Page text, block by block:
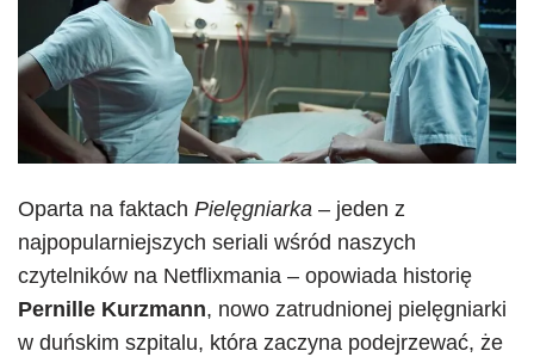
Oparta na faktach Pielęgniarka – jeden z
najpopularniejszych seriali wśród naszych
czytelników na Netflixmania – opowiada historię
Pernille Kurzmann, nowo zatrudnionej pielęgniarki
w duńskim szpitalu, która zaczyna podejrzewać, że